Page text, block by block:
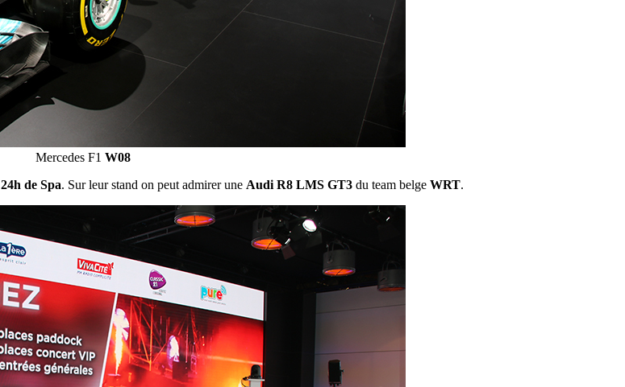
Mercedes F1 W08
24h de Spa. Sur leur stand on peut admirer une Audi R8 LMS GT3 du team belge WRT.